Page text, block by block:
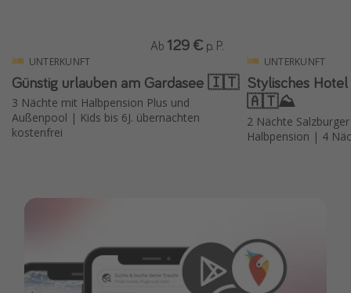
UNTERKUNFT
Günstig urlauben am Gardasee 🇮🇹
3 Nächte mit Halbpension Plus und
Außenpool | Kids bis 6J. übernachten
kostenfrei
Ab 129 € p. P.
UNTERKUNFT
Stylisches
🇦🇹⛰️
2 Nächte
Halbpension | 4